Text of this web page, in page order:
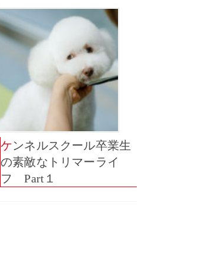
ケンネルスクール卒業生
の素敵なトリマーライ
フ Part１